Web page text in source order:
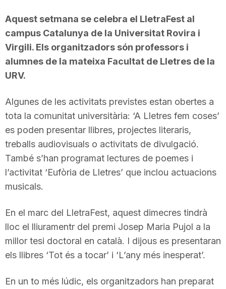
Aquest setmana se celebra el LletraFest al
campus Catalunya de la Universitat Rovira i
Virgili. Els organitzadors són professors i
alumnes de la mateixa Facultat de Lletres de la
URV.
Algunes de les activitats previstes estan obertes a
tota la comunitat universitària: ‘A Lletres fem coses’
es poden presentar llibres, projectes literaris,
treballs audiovisuals o activitats de divulgació.
També s’han programat lectures de poemes i
l’activitat ‘Eufòria de Lletres’ que inclou actuacions
musicals.
En el marc del LletraFest, aquest dimecres tindrà
lloc el lliuramentr del premi Josep Maria Pujol a la
millor tesi doctoral en català. I dijous es presentaran
els llibres ‘Tot és a tocar’ i ‘L’any més inesperat’.
En un to més lúdic, els organitzadors han preparat